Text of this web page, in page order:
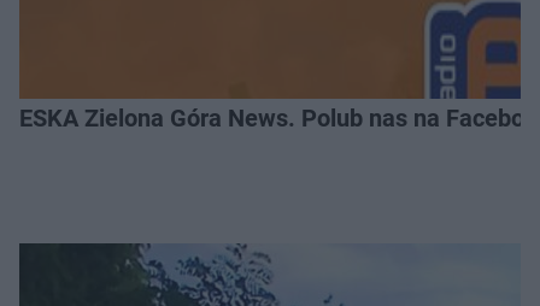
ESKA Zielona Góra News. Polub nas na